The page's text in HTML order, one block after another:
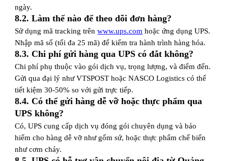
ngày.
8.2. Làm thế nào để theo dõi đơn hàng?
Sử dụng mã tracking trên www.ups.com hoặc ứng dụng UPS.
Nhập mã số (tối đa 25 mã) để kiểm tra hành trình hàng hóa.
8.3. Chi phí gửi hàng qua UPS có đắt không?
Chi phí phụ thuộc vào gói dịch vụ, trọng lượng, và điểm đến.
Gửi qua đại lý như VTSPOST hoặc NASCO Logistics có thể
tiết kiệm 30-50% so với gửi trực tiếp.
8.4. Có thể gửi hàng dễ vỡ hoặc thực phẩm qua
UPS không?
Có, UPS cung cấp dịch vụ đóng gói chuyên dụng và bảo
hiểm cho hàng dễ vỡ như gốm sứ, hoặc thực phẩm chế biến
như cơm cháy.